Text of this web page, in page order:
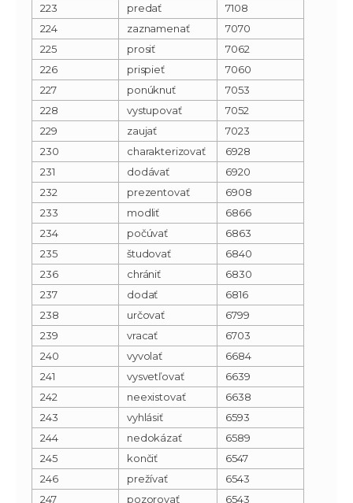
223
predať
7108
224
zaznamenať
7070
225
prosiť
7062
226
prispieť
7060
227
ponúknuť
7053
228
vystupovať
7052
229
zaujať
7023
230
charakterizovať
6928
231
dodávať
6920
232
prezentovať
6908
233
modliť
6866
234
počúvať
6863
235
študovať
6840
236
chrániť
6830
237
dodať
6816
238
určovať
6799
239
vracať
6703
240
vyvolať
6684
241
vysvetľovať
6639
242
neexistovať
6638
243
vyhlásiť
6593
244
nedokázať
6589
245
končiť
6547
246
prežívať
6543
247
pozorovať
6543